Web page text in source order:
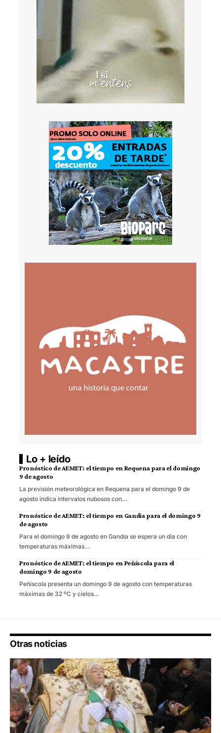
Lo + leído
Pronóstico de AEMET: el tiempo en Requena para el domingo
9 de agosto
La previsión meteorológica en Requena para el domingo 9 de
agosto indica intervalos nubosos con…
Pronóstico de AEMET: el tiempo en Gandia para el domingo 9
de agosto
Para el domingo 9 de agosto en Gandia se espera un día con
temperaturas máximas…
Pronóstico de AEMET: el tiempo en Peñíscola para el
domingo 9 de agosto
Peñíscola presenta un domingo 9 de agosto con temperaturas
máximas de 32 ºC y cielos…
Otras noticias